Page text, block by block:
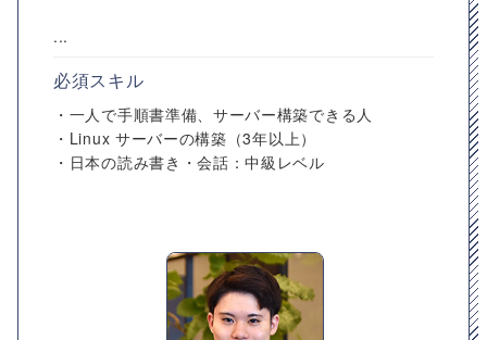
...
必須スキル
・一人で手順書準備、サーバー構築できる人
・Linux サーバーの構築（3年以上）
・日本の読み書き・会話：中級レベル